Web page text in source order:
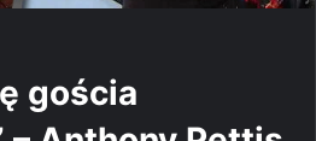
gościa